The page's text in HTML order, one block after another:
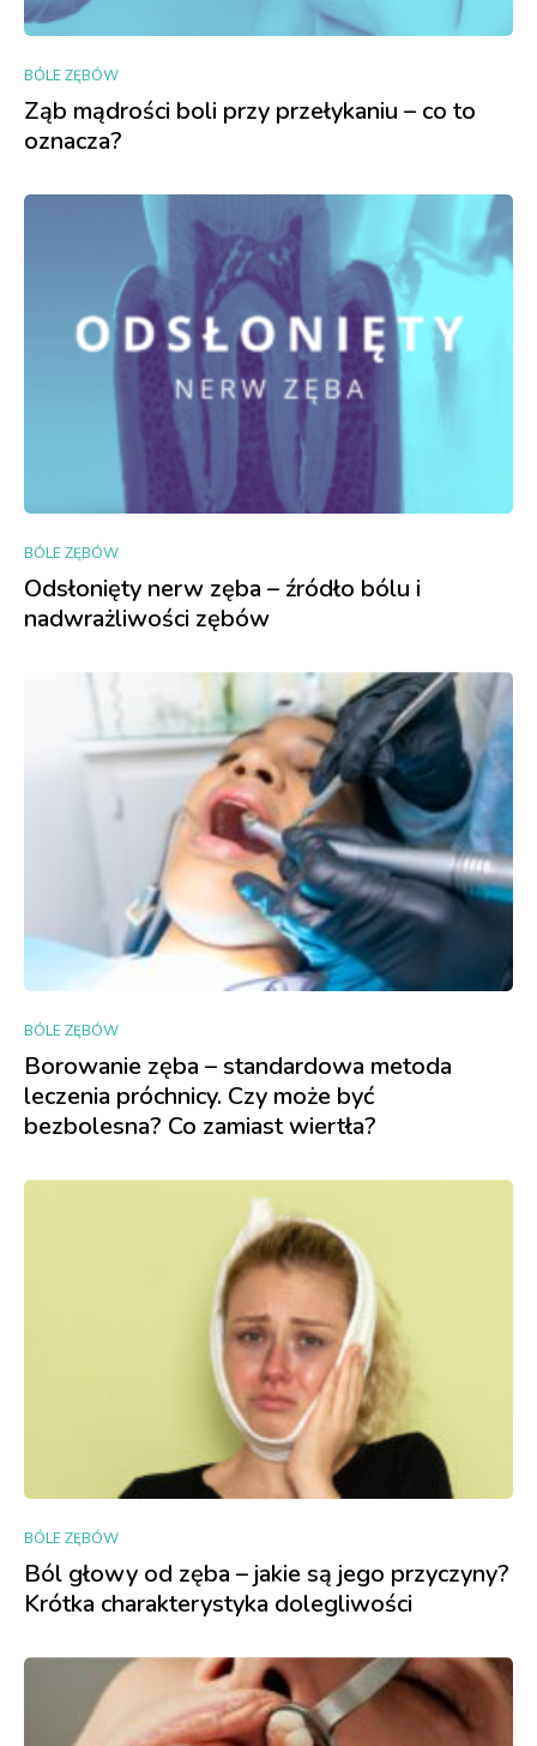
BÓLE ZĘBÓW
Ząb mądrości boli przy przełykaniu – co to
oznacza?
BÓLE ZĘBÓW
Odsłonięty nerw zęba – źródło bólu i
nadwrażliwości zębów
BÓLE ZĘBÓW
Borowanie zęba – standardowa metoda
leczenia próchnicy. Czy może być
bezbolesna? Co zamiast wiertła?
BÓLE ZĘBÓW
Ból głowy od zęba – jakie są jego przyczyny?
Krótka charakterystyka dolegliwości